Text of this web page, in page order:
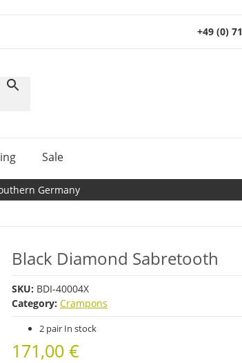
+49 (0)
Sale
Germany
Black Diamond Sabretooth
SKU: BDI-40004X
Category: Crampons
2 pair In stock
171,00 €